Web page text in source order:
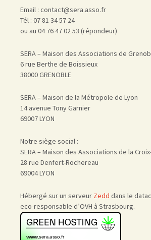
Email : contact@sera.asso.fr
Tél : 07 81 34 57 24
ou au 04 76 47 02 53 (répondeur)
SERA – Maison des Associations de
6 rue Berthe de Boissieux
38000 GRENOBLE
SERA – Maison de la Métropole de Lyon
14 avenue Tony Garnier
69007 LYON
Notre siège social :
SERA – Maison des Associations de la
28 rue Denfert-Rochereau
69004 LYON
Hébergé sur un serveur Zedd dans le
eco-responsable d’OVH à Strasbourg.